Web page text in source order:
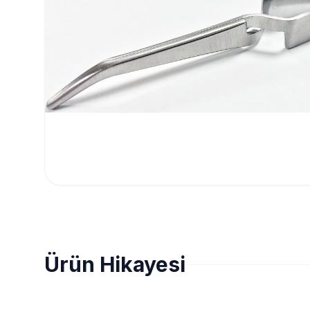
Ürün Hikayesi